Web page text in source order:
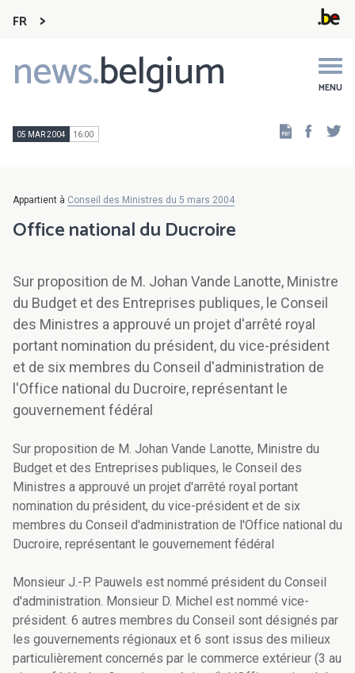
FR
news.belgium MENU
Main
navigation
05 MAR 2004 16:00
Appartient à Conseil des Ministres du 5 mars 2004
Office national du Ducroire
Sur proposition de M. Johan Vande Lanotte, Ministre
du Budget et des Entreprises publiques, le Conseil
des Ministres a approuvé un projet d'arrêté royal
portant nomination du président, du vice-président
et de six membres du Conseil d'administration de
l'Office national du Ducroire, représentant le
gouvernement fédéral
Sur proposition de M. Johan Vande Lanotte, Ministre du
Budget et des Entreprises publiques, le Conseil des
Ministres a approuvé un projet d'arrêté royal portant
nomination du président, du vice-président et de six
membres du Conseil d'administration de l'Office national du
Ducroire, représentant le gouvernement fédéral
Monsieur J.-P. Pauwels est nommé président du Conseil
d'administration. Monsieur D. Michel est nommé vice-
président. 6 autres membres du Conseil sont désignés par
les gouvernements régionaux et 6 sont issus des milieux
particulièrement concernés par le commerce extérieur (3 au